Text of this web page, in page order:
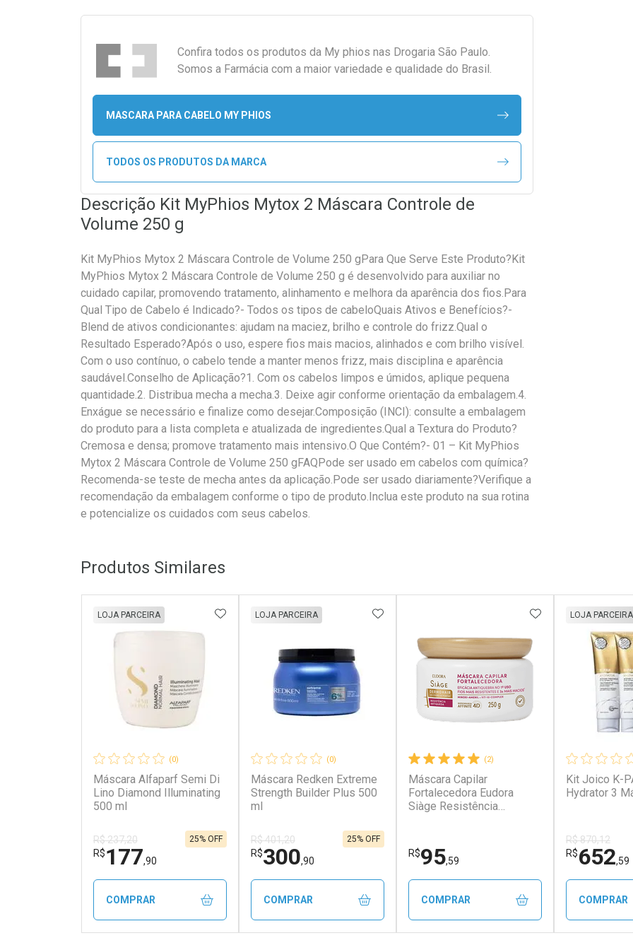
Confira todos os produtos da My phios nas Drogaria São Paulo.
Somos a Farmácia com a maior variedade e qualidade do Brasil.
MASCARA PARA CABELO MY PHIOS
TODOS OS PRODUTOS DA MARCA
Descrição Kit MyPhios Mytox 2 Máscara Controle de
Volume 250 g
Kit MyPhios Mytox 2 Máscara Controle de Volume 250 gPara Que Serve Este Produto?Kit
MyPhios Mytox 2 Máscara Controle de Volume 250 g é desenvolvido para auxiliar no
cuidado capilar, promovendo tratamento, alinhamento e melhora da aparência dos fios.Para
Qual Tipo de Cabelo é Indicado?- Todos os tipos de cabeloQuais Ativos e Benefícios?-
Blend de ativos condicionantes: ajudam na maciez, brilho e controle do frizz.Qual o
Resultado Esperado?Após o uso, espere fios mais macios, alinhados e com brilho visível.
Com o uso contínuo, o cabelo tende a manter menos frizz, mais disciplina e aparência
saudável.Conselho de Aplicação?1. Com os cabelos limpos e úmidos, aplique pequena
quantidade.2. Distribua mecha a mecha.3. Deixe agir conforme orientação da embalagem.4.
Enxágue se necessário e finalize como desejar.Composição (INCI): consulte a embalagem
do produto para a lista completa e atualizada de ingredientes.Qual a Textura do Produto?
Cremosa e densa; promove tratamento mais intensivo.O Que Contém?- 01 – Kit MyPhios
Mytox 2 Máscara Controle de Volume 250 gFAQPode ser usado em cabelos com química?
Recomenda-se teste de mecha antes da aplicação.Pode ser usado diariamente?Verifique a
recomendação da embalagem conforme o tipo de produto.Inclua este produto na sua rotina
e potencialize os cuidados com seus cabelos.
Produtos Similares
(0)
Máscara Alfaparf Semi Di
Lino Diamond Illuminating
500 ml
LOJA PARCEIRA
R$ 237,20
R$177,90
25% OFF
ADICIONAR AOS FAVORITOS
COMPRAR
(0)
Máscara Redken Extreme
Strength Builder Plus 500
ml
LOJA PARCEIRA
R$ 401,20
R$300,90
25% OFF
ADICIONAR AOS FAVORITOS
COMPRAR
(2)
Máscara Capilar
Fortalecedora Eudora
Siàge Resistência
R$95,59
ADICIONAR AOS
COMPRAR
Kit Joico K-
Hydrator 3
LOJA PARCEIRA
R$ 870,12
R$652,59
COMPRAR